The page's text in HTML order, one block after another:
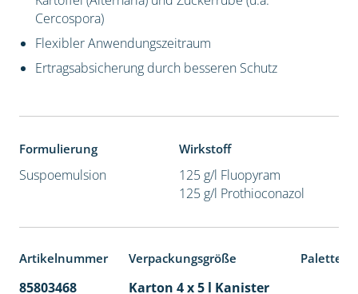
Cercospora)
Flexibler Anwendungszeitraum
Ertragsabsicherung durch besseren Schutz
Formulierung
Suspoemulsion
Wirkstoff
125 g/l Fluopyram
125 g/l Prothioconazol
Artikelnummer Verpackungsgröße
85803468 Karton 4 x 5 l Kanister